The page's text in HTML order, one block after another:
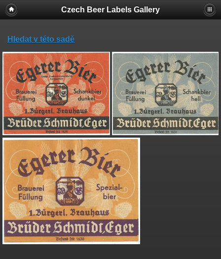
Czech Beer Labels Gallery
Hledat v této sadě